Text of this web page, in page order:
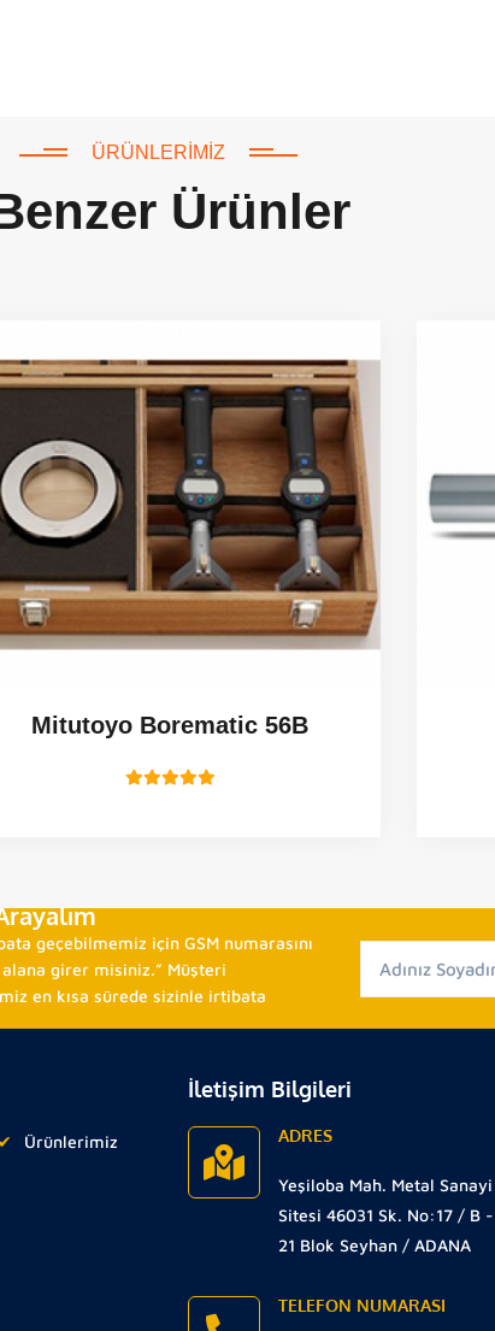
ÜRÜNLERIMIZ
Ürünler
Mitutoyo Borematic 56B
geçebilmemiz için GSM numarasını
girer misiniz.” Müşteri
en kısa sürede sizinle irtibata
Ürünlerimiz
İletişim Bilgileri
ADRES
Yeşiloba Mah. Metal Sanayi
Sitesi 46031 Sk. No:17 / B -
21 Blok Seyhan / ADANA
TELEFON NUMARASI